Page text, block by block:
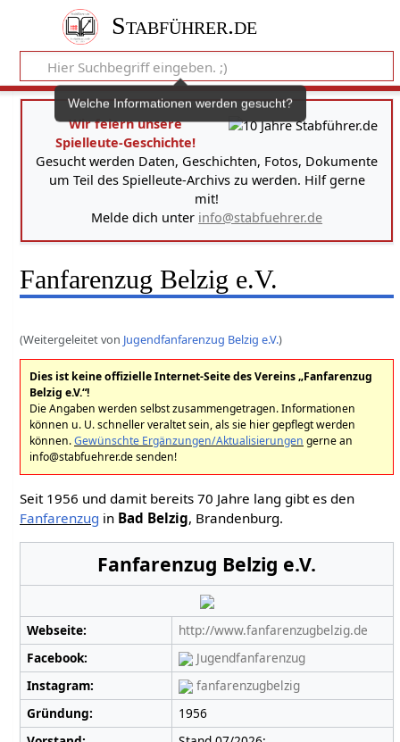
Stabführer.de
Welche Informationen werden gesucht?
Wir feiern unsere
Spielleute-Geschichte!
Gesucht werden Daten, Geschichten, Fotos, Dokumente
um Teil des Spielleute-Archivs zu werden. Hilf gerne
mit!
Melde dich unter info@stabfuehrer.de
Fanfarenzug Belzig e.V.
(Weitergeleitet von Jugendfanfarenzug Belzig e.V.)
Dies ist keine offizielle Internet-Seite des Vereins „Fanfarenzug
Belzig e.V.“!
Die Angaben werden selbst zusammengetragen. Informationen
können u. U. schneller veraltet sein, als sie hier gepflegt werden
können.Gewünschte Ergänzungen/Aktualisierungen gerne an
info@stabfuehrer.de senden!
Seit 1956 und damit bereits 70 Jahre lang gibt es den
Fanfarenzug in Bad Belzig, Brandenburg.
Fanfarenzug Belzig e.V.
Webseite:
http://www.fanfarenzugbelzig.de
Facebook:
Jugendfanfarenzug
Instagram:
fanfarenzugbelzig
Gründung:
1956